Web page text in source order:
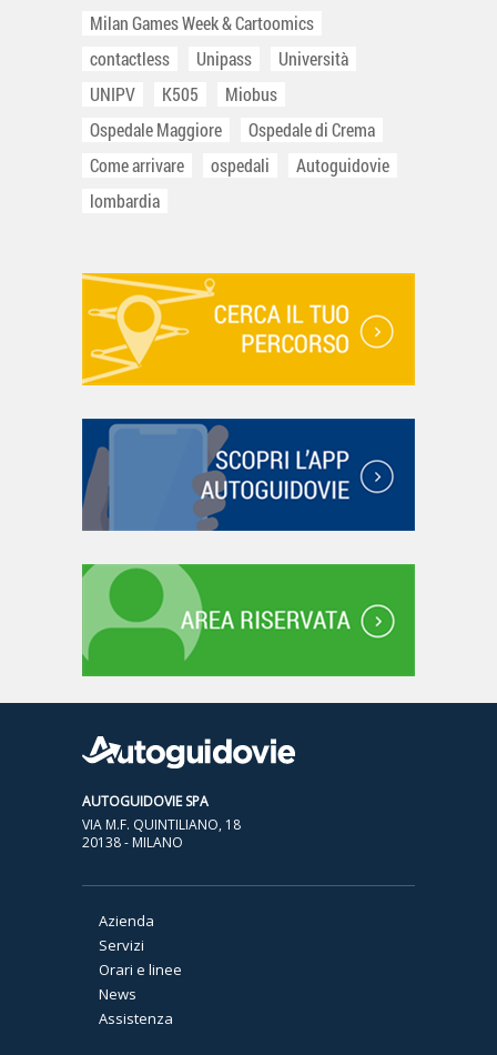
Milan Games Week & Cartoomics
contactless
Unipass
Università
UNIPV
K505
Miobus
Ospedale Maggiore
Ospedale di Crema
Come arrivare
ospedali
Autoguidovie
lombardia
AUTOGUIDOVIE SPA
VIA M.F. QUINTILIANO, 18
20138 - MILANO
Azienda
Servizi
Orari e linee
News
Assistenza